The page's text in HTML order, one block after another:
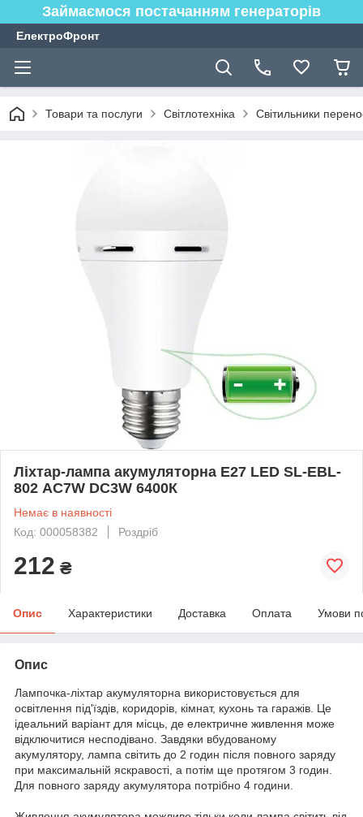
Займаємося постачанням генераторів
ЕлектроФронт
Товари та послуги Світлотехніка Світильники
Ліхтар-лампа акумуляторна Е27 LED SL-EBL-
802 АС7W DC3W 6400К
Немає в наявності
Код: 000058382
Роздріб
212 ₴
Опис Характеристики Доставка Оплата Умови
Опис
Лампочка-ліхтар акумуляторна використовується для
освітлення під'їздів, коридорів, кімнат, кухонь та гаражів. Це
ідеальний варіант для місць, де електричне живлення може
відключитися несподівано. Завдяки вбудованому
акумулятору, лампа світить до 2 годин після повного заряду
при максимальній яскравості, а потім ще протягом 3 годин.
Для повного заряду акумулятора потрібно 4 години.